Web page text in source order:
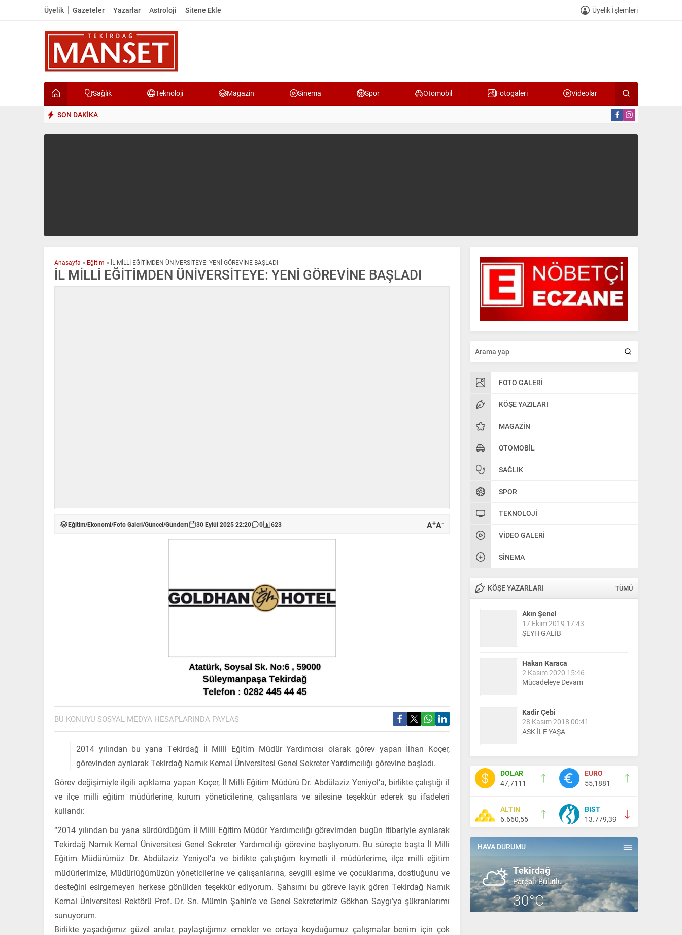
Üyelik Gazeteler Yazarlar Astroloji Sitene Ekle Üyelik İşlemleri
Sağlık Teknoloji Magazin Sinema Spor Otomobil Fotogaleri Videolar
SON DAKİKA
FOTO GALERI
KÖŞE YAZILARI
MAGAZIN
OTOMOBIL
SAĞLIK
SPOR
TEKNOLOJI
VIDEO GALERI
SINEMA
KÖŞE YAZARLARI TÜMÜ
Akın Şenel
17 Ekim 2019 17:43
ŞEYH GALİB
Hakan Karaca
2 Kasım 2020 15:46
Mücadeleye Devam
Kadir Çebi
28 Kasım 2018 00:41
ASK İLE YAŞA
10 Mart 2023 21:36
HAYDİ TEKİRDAĞ MAÇA !!!!
Salih Canikli
5 Kasım 2024 19:54
TEKİRDAĞ İL EMNİYET
MÜDÜRÜMÜZE HAYIRLI OLSUN
ZİYARETİ.
DOLAR
47,7111
EURO
55,1881
ALTIN
6.660,55
BIST
13.779,39
HAVA DURUMU
Tekirdağ
Parçalı Bulutlu
30°C
Anasayfa » Eğitim » İL MİLLİ EĞİTİMDEN ÜNİVERSİTEYE: YENİ GÖREVİNE BAŞLADI
İL MİLLİ EĞİTİMDEN ÜNİVERSİTEYE: YENİ GÖREVİNE BAŞLADI
Eğitim/Ekonomi/Foto Galeri/Güncel/Gündem 30 Eylül 2025 22:20 0 623 A+A-
BU KONUYU SOSYAL MEDYA HESAPLARINDA PAYLAŞ
2014 yılından bu yana Tekirdağ İl Milli Eğitim Müdür Yardımcısı olarak görev yapan İlhan Koçer,
görevinden ayrılarak Tekirdağ Namık Kemal Üniversitesi Genel Sekreter Yardımcılığı görevine başladı.
Görev değişimiyle ilgili açıklama yapan Koçer, İl Milli Eğitim Müdürü Dr. Abdülaziz Yeniyol’a, birlikte çalıştığı il
ve ilçe milli eğitim müdürlerine, kurum yöneticilerine, çalışanlara ve ailesine teşekkür ederek şu ifadeleri
kullandı:
“2014 yılından bu yana sürdürdüğüm İl Milli Eğitim Müdür Yardımcılığı görevimden bugün itibariyle ayrılarak
Tekirdağ Namık Kemal Üniversitesi Genel Sekreter Yardımcılığı görevine başlıyorum. Bu süreçte başta İl Milli
Eğitim Müdürümüz Dr. Abdülaziz Yeniyol’a ve birlikte çalıştığım kıymetli il müdürlerime, ilçe milli eğitim
müdürlerimize, Müdürlüğümüzün yöneticilerine ve çalışanlarına, sevgili eşime ve çocuklarıma, dostluğunu ve
desteğini esirgemeyen herkese gönülden teşekkür ediyorum. Şahsımı bu göreve layık gören Tekirdağ Namık
Kemal Üniversitesi Rektörü Prof. Dr. Sn. Mümin Şahin’e ve Genel Sekreterimiz Gökhan Saygı’ya şükranlarımı
sunuyorum.
Birlikte yaşadığımız güzel anılar, paylaştığımız emekler ve ortaya koyduğumuz çalışmalar benim için çok